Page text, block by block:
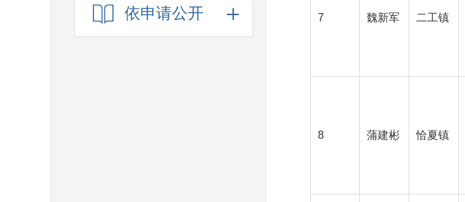
依申请公开 7 魏新军 二工镇
8 蒲建彬 恰夏镇